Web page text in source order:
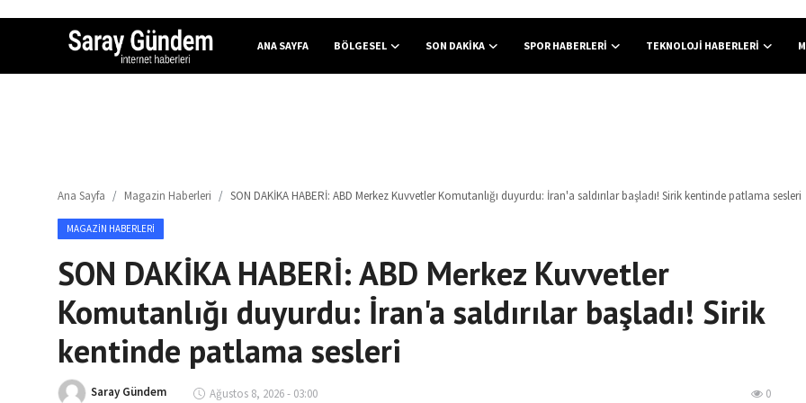
ANA SAYFA BÖLGESEL SON DAKIKA SPOR HABERLERI TEKNOLOJI HABERLERI
Son Dakika
Magazin Haberleri
Dünya Haberleri
Ana Sayfa Magazin Haberleri SON DAKİKA HABERİ: ABD Merkez Kuvvetler Komutanlığı duyurdu: İran'a saldırılar başladı! Sirik kentinde patlama sesleri
MAGAZIN HABERLERI
SON DAKİKA HABERİ: ABD Merkez Kuvvetler
Komutanlığı duyurdu: İran'a saldırılar başladı! Sirik
kentinde patlama sesleri
Saray Gündem Ağustos 8, 2026 - 03:00 0